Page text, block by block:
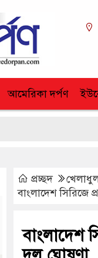
আমেরিকা দর্পণ
প্রচ্ছদ
বাংলাদেশ সিরিজে
বাংলাদেশ